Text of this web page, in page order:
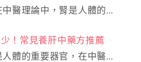
中醫理論中，腎是人體的…
！常見養肝中藥方推薦
人體的重要器官，在中醫…